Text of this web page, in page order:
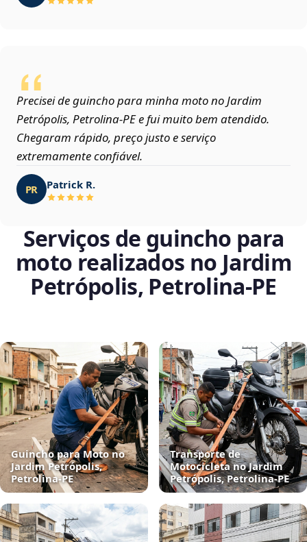
Precisei de guincho para minha moto no Jardim
Petrópolis, Petrolina‑PE e fui muito bem atendido.
Chegaram rápido, preço justo e serviço
extremamente confiável.
PR Patrick R.
Serviços de guincho para
moto realizados no Jardim
Petrópolis, Petrolina‑PE
Guincho para Moto no
Jardim Petrópolis,
Petrolina‑PE
Transporte de
Motocicleta no Jardim
Petrópolis, Petrolina‑PE